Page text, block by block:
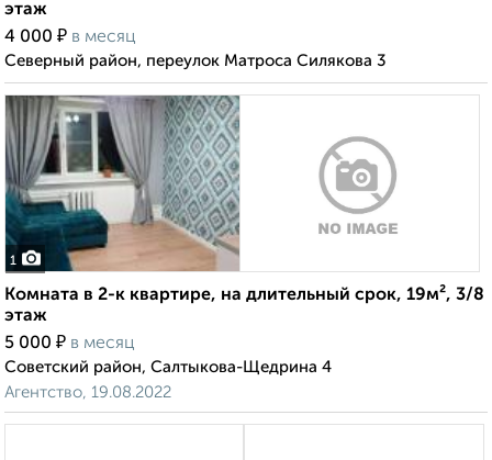
этаж
4 000 ₽ в месяц
Северный район, переулок Матроса Силякова 3
1
Комната в 2-к квартире, на длительный срок, 19м², 3/8
этаж
5 000 ₽ в месяц
Советский район, Салтыкова-Щедрина 4
Агентство, 19.08.2022